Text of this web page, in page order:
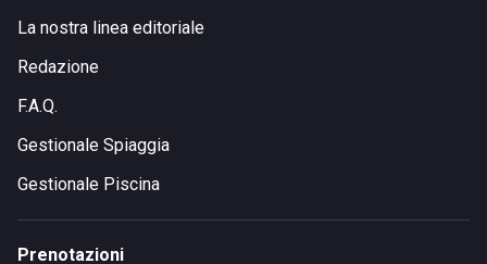
La nostra linea editoriale
Redazione
F.A.Q.
Gestionale Spiaggia
Gestionale Piscina
Prenotazioni